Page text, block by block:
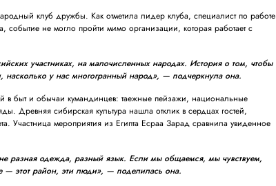
клуб дружбы. Как отметила лидер клуба, специалист по работе
не могло пройти мимо организации, которая работает с
участниках, на малочисленных народах. История о том, чтобы
насколько у нас многогранный народ», — подчеркнула она.
в быт и обычаи кумандинцев: таежные пейзажи, национальные
Древняя сибирская культура нашла отклик в сердцах гостей,
Участница мероприятия из Египта Есраа Зарад сравнила увиденное
разная одежда, разный язык. Если мы общаемся, мы чувствуем,
— этот район, эти люди», — поделилась она.